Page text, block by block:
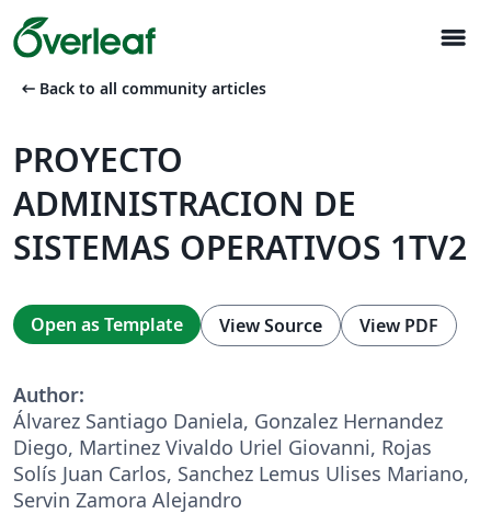
menu
arrow_left_alt Back to all community articles
PROYECTO
ADMINISTRACION DE
SISTEMAS OPERATIVOS 1TV2
Open as Template View Source View PDF
Author:
Álvarez Santiago Daniela, Gonzalez Hernandez
Diego, Martinez Vivaldo Uriel Giovanni, Rojas
Solís Juan Carlos, Sanchez Lemus Ulises Mariano,
Servin Zamora Alejandro